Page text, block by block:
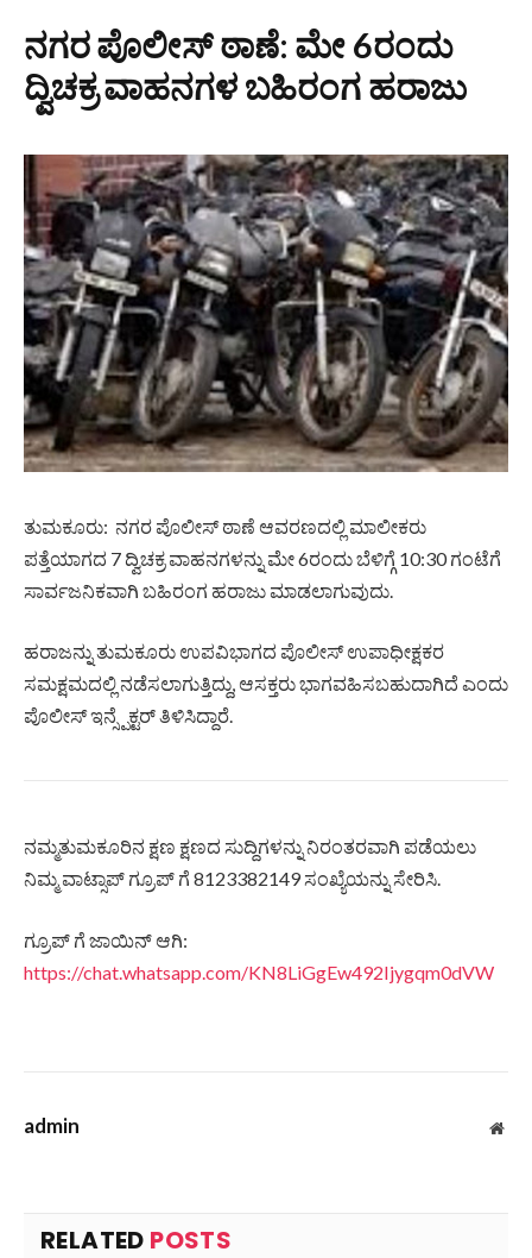
ನಗರ ಪೊಲೀಸ್ ಠಾಣೆ: ಮೇ 6ರಂದು
ದ್ವಿಚಕ್ರ ವಾಹನಗಳ ಬಹಿರಂಗ ಹರಾಜು
ತುಮಕೂರು: ನಗರ ಪೊಲೀಸ್ ಠಾಣೆ ಆವರಣದಲ್ಲಿ ಮಾಲೀಕರು
ಪತ್ತೆಯಾಗದ 7 ದ್ವಿಚಕ್ರ ವಾಹನಗಳನ್ನು ಮೇ 6ರಂದು ಬೆಳಿಗ್ಗೆ 10:30 ಗಂಟೆಗೆ
ಸಾರ್ವಜನಿಕವಾಗಿ ಬಹಿರಂಗ ಹರಾಜು ಮಾಡಲಾಗುವುದು.
ಹರಾಜನ್ನು ತುಮಕೂರು ಉಪವಿಭಾಗದ ಪೊಲೀಸ್ ಉಪಾಧೀಕ್ಷಕರ
ಸಮಕ್ಷಮದಲ್ಲಿ ನಡೆಸಲಾಗುತ್ತಿದ್ದು, ಆಸಕ್ತರು ಭಾಗವಹಿಸಬಹುದಾಗಿದೆ ಎಂದು
ಪೊಲೀಸ್ ಇನ್ಸ್ಪೆಕ್ಟರ್ ತಿಳಿಸಿದ್ದಾರೆ.
ನಮ್ಮತುಮಕೂರಿನ ಕ್ಷಣ ಕ್ಷಣದ ಸುದ್ದಿಗಳನ್ನು ನಿರಂತರವಾಗಿ ಪಡೆಯಲು
ನಿಮ್ಮ ವಾಟ್ಸಾಪ್ ಗ್ರೂಪ್ ಗೆ 8123382149 ಸಂಖ್ಯೆಯನ್ನು ಸೇರಿಸಿ.
ಗ್ರೂಪ್ ಗೆ ಜಾಯಿನ್ ಆಗಿ:
https://chat.whatsapp.com/KN8LiGgEw492Ijygqm0dVW
admin
RELATED POSTS